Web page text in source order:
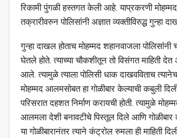
रिकामी पुंगळी हस्तगत केली आहे. याप्रकरणी
तक्रारीवरुन पोलिसांनी अज्ञात व्यक्तीविरुद्ध गुन्हा
गुन्हा दाखल होताच मोहम्मद शहानवाजला पोलिसांनी
घेतले होते. त्याच्या चौकशीतून तो विसंगत माहिती
आले. त्यामुळे त्याला पोलिसी धाक दाखवविताच
मोहम्मद आलमसोबत हा गोळीबार केल्याची कबुली
परिसरात दहशत निर्माण करायची होती. त्यामुळे
आलमला देशी बनावटीचे पिस्तूल दिले आणि गोळीबार
या गोळीबारानंतर त्याने कंट्रोल रुमला ही माहिती